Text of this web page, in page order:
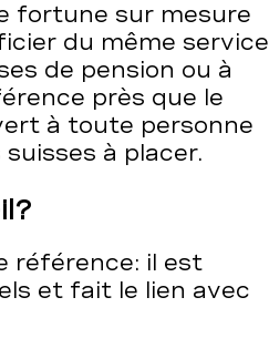
fortune sur mesure
du même service
de pension ou à
près que le
à toute personne
à placer.
référence: il est
et fait le lien avec